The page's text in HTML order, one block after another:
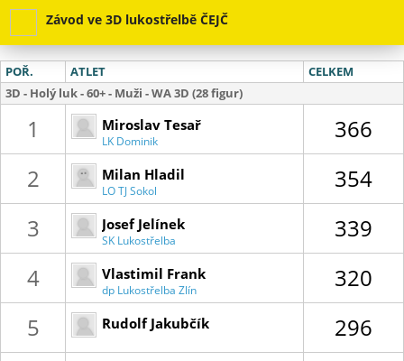
Závod ve 3D lukostřelbě ČEJČ
01 :
POŘ. ATLET
CELKEM
3D - Holý luk - 60+ - Muži - WA 3D (28 figur)
1 Miroslav Tesař
LK Dominik
366
2
Milan Hladil
LO TJ Sokol
Letovice
354
3
Josef Jelínek
SK Lukostřelba
Libichov
339
4
Vlastimil Frank
dp Lukostřelba Zlín
320
5
Rudolf Jakubčík
296